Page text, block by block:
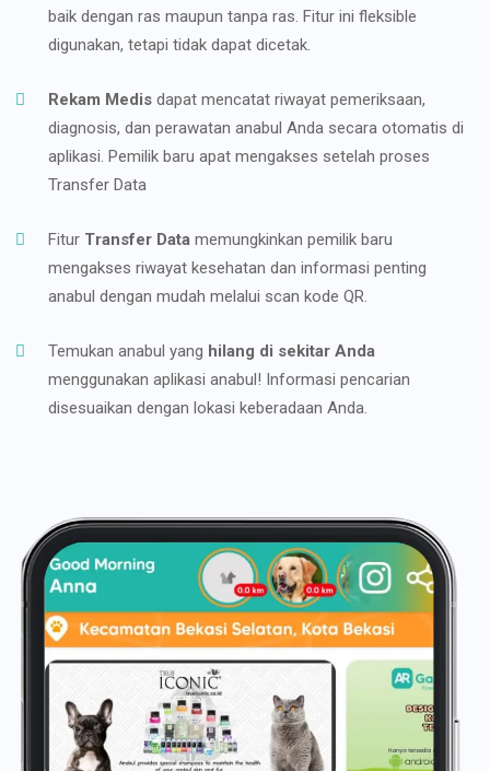
baik dengan ras maupun tanpa ras. Fitur ini fleksible
digunakan, tetapi tidak dapat dicetak.
Rekam Medis dapat mencatat riwayat pemeriksaan,
diagnosis, dan perawatan anabul Anda secara otomatis di
aplikasi. Pemilik baru apat mengakses setelah proses
Transfer Data
Fitur Transfer Data memungkinkan pemilik baru
mengakses riwayat kesehatan dan informasi penting
anabul dengan mudah melalui scan kode QR.
Temukan anabul yang hilang di sekitar Anda
menggunakan aplikasi anabul! Informasi pencarian
disesuaikan dengan lokasi keberadaan Anda.